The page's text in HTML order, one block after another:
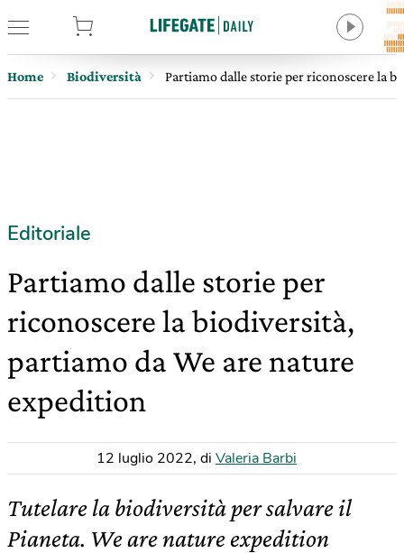
Home Biodiversità Partiamo dalle storie per riconoscere la
Editoriale
Partiamo dalle storie per
riconoscere la biodiversità,
partiamo da We are nature
expedition
12 luglio 2022, di Valeria Barbi
Tutelare la biodiversità per salvare il
Pianeta. We are nature expedition